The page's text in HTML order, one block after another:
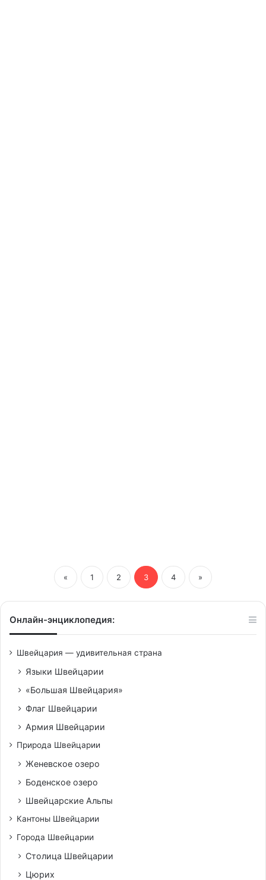
« 1 2 3 4 »
Онлайн-энциклопедия:
Швейцария — удивительная страна
Языки Швейцарии
«Большая Швейцария»
Флаг Швейцарии
Армия Швейцарии
Природа Швейцарии
Женевское озеро
Боденское озеро
Швейцарские Альпы
Кантоны Швейцарии
Города Швейцарии
Столица Швейцарии
Цюрих